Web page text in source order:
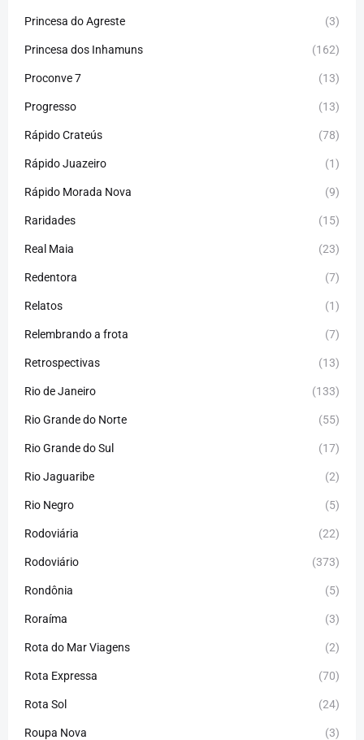
Princesa do Agreste (3)
Princesa dos Inhamuns (162)
Proconve 7 (13)
Progresso (13)
Rápido Crateús (78)
Rápido Juazeiro (1)
Rápido Morada Nova (9)
Raridades (15)
Real Maia (23)
Redentora (7)
Relatos (1)
Relembrando a frota (7)
Retrospectivas (13)
Rio de Janeiro (133)
Rio Grande do Norte (55)
Rio Grande do Sul (17)
Rio Jaguaribe (2)
Rio Negro (5)
Rodoviária (22)
Rodoviário (373)
Rondônia (5)
Roraíma (3)
Rota do Mar Viagens (2)
Rota Expressa (70)
Rota Sol (24)
Roupa Nova (3)